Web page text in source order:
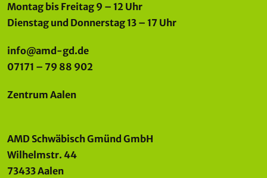
Montag bis Freitag 9 – 12 Uhr
Dienstag und Donnerstag 13 – 17 Uhr
info@amd-gd.de
07171 – 79 88 902
Zentrum Aalen
AMD Schwäbisch Gmünd GmbH
Wilhelmstr. 44
73433 Aalen